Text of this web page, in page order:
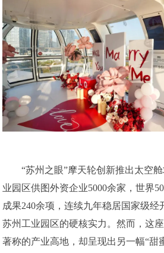
“苏州之眼”摩天轮创新推出太空舱
业园区供图外资企业5000余家，世界
成果240余项，连续九年稳居国家级
苏州工业园区的硬核实力。然而，这
著称的产业高地，却呈现出另一幅“甜